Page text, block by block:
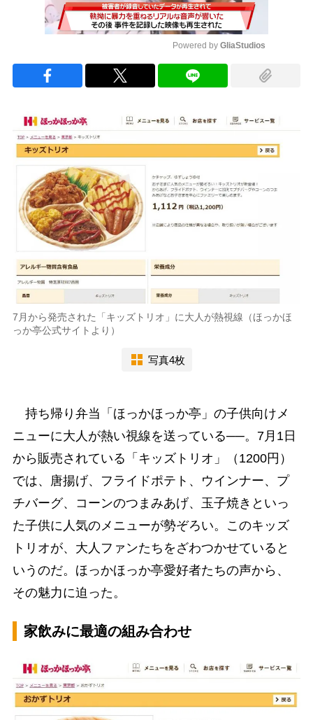
Powered by GliaStudios
7月から発売された「キッズトリオ」に大人が熱視線（ほっかほ
っか亭公式サイトより）
写真4枚
持ち帰り弁当「ほっかほっか亭」の子供向けメ
ニューに大人が熱い視線を送っている──。7月1日
から販売されている「キッズトリオ」（1200円）
では、唐揚げ、フライドポテト、ウインナー、プ
チバーグ、コーンのつまみあげ、玉子焼きといっ
た子供に人気のメニューが勢ぞろい。このキッズ
トリオが、大人ファンたちをざわつかせていると
いうのだ。ほっかほっか亭愛好者たちの声から、
その魅力に迫った。
家飲みに最適の組み合わせ